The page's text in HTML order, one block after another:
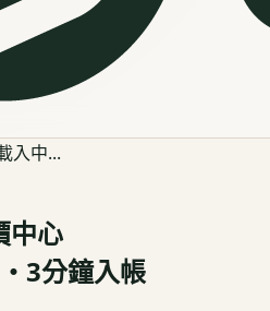
入中...
中心
3分鐘入帳